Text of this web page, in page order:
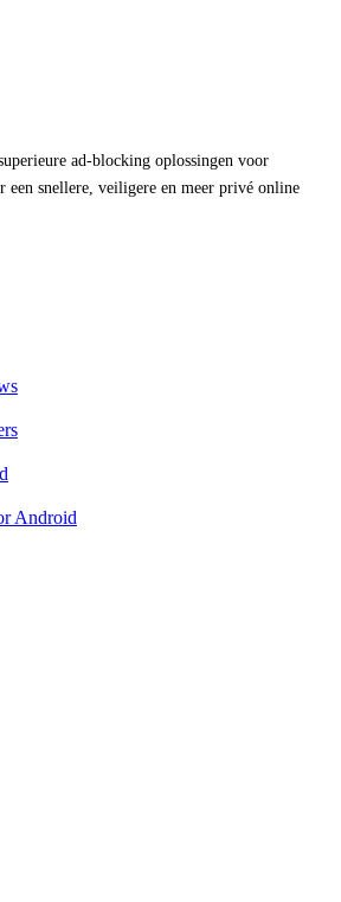
ad-blocking oplossingen voor
een snellere, veiligere en meer privé online
Android